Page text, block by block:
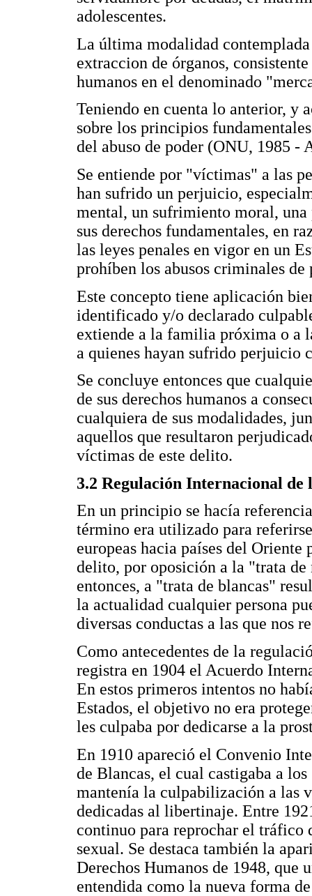
adolescentes.
La última modalidad
extraccion de órganos,
humanos en el denominado
Teniendo en cuenta lo anterior, y
sobre los principios
del abuso de poder (ONU, 1985 -
Se entiende por "víctimas" a las
han sufrido un perjuicio,
mental, un sufrimiento moral, una
sus derechos fundamentales, en
las leyes penales en vigor en un
prohíben los abusos criminales de
Este concepto tiene aplicación
identificado y/o declarado
extiende a la familia próxima o a
a quienes hayan sufrido perjuicio
Se concluye entonces que
de sus derechos humanos a
cualquiera de sus modalidades,
aquellos que resultaron
víctimas de este delito.
3.2 Regulación Internacional de
En un principio se hacía
término era utilizado para
europeas hacia países del
delito, por oposición a la "trata de
entonces, a "trata de blancas"
la actualidad cualquier persona
diversas conductas a las que nos
Como antecedentes de la
registra en 1904 el Acuerdo
En estos primeros intentos no
Estados, el objetivo no era
les culpaba por dedicarse a la
En 1910 apareció el Convenio
de Blancas, el cual castigaba a
mantenía la culpabilización a las
dedicadas al libertinaje. Entre
continuo para reprochar el tráfico
sexual. Se destaca también la
Derechos Humanos de 1948,
entendida como la nueva forma